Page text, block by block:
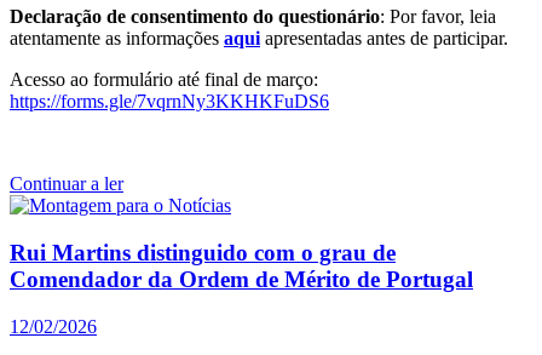
Declaração de consentimento do questionário: Por favor, leia
atentamente as informações aqui apresentadas antes de participar.
Acesso ao formulário até final de março:
https://forms.gle/7vqrnNy3KKHKFuDS6
Continuar a ler
Rui Martins distinguido com o grau de
Comendador da Ordem de Mérito de Portugal
12/02/2026